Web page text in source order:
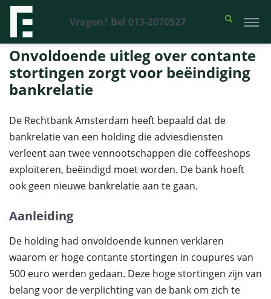
Vragen? Bel 013-2070527
Financieel Recht Advocaten >Uitspraken>Onvoldoende uitleg over
contante stortingen zorgt voor beëindiging bankrelatie
Onvoldoende uitleg over contante
stortingen zorgt voor beëindiging
bankrelatie
De Rechtbank Amsterdam heeft bepaald dat de
bankrelatie van een holding die adviesdiensten
verleent aan twee vennootschappen die coffeeshops
exploiteren, beëindigd moet worden. De bank hoeft
ook geen nieuwe bankrelatie aan te gaan.
Aanleiding
De holding had onvoldoende kunnen verklaren
waarom er hoge contante stortingen in coupures van
500 euro werden gedaan. Deze hoge stortingen zijn van
belang voor de verplichting van de bank om zich te